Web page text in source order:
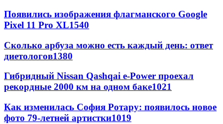
Появились изображения флагманского Google
Pixel 11 Pro XL1540
Сколько арбуза можно есть каждый день: ответ
диетологов1380
Гибридный Nissan Qashqai e-Power проехал
рекордные 2000 км на одном баке1021
Как изменилась София Ротару: появилось новое
фото 79-летней артистки1019